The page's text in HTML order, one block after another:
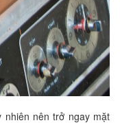
nhiên nên trở ngay mặt